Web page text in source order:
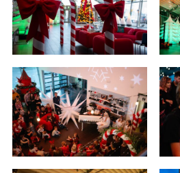
W związku z realizacją
Rozporządzenia Parlamentu
Rady (UE) 2016/679 z dnia 27
sprawie ochrony osób
przetwarzaniem danych
swobodnego przepływu